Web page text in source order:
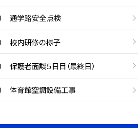
） 通学路安全点検
） 校内研修の様子
保護者面談５日目（最終日）
） 体育館空調設備工事